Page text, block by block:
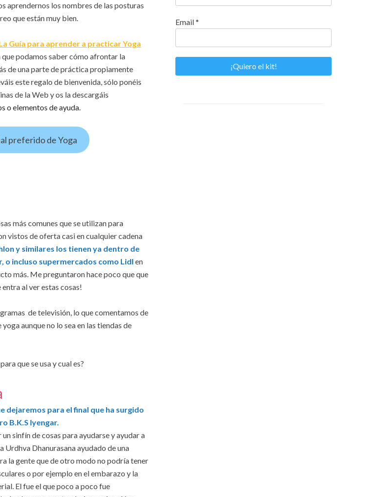
aprendernos los nombres de las posturas
que están muy bien.
Guía para aprender a practicar Yoga
podamos saber cómo afrontar la
de una parte de práctica propiamente
este regalo de bienvenida, sólo ponéis
de la Web y os la descargáis
o elementos de ayuda.
preferido de Yoga
más comunes que se utilizan para
vistos de oferta casi en cualquier cadena
y similares los tienen ya dentro de
o incluso supermercados como Lidl en
más. Me preguntaron hace poco que que
al ver estas cosas!
de televisión, lo que comentamos de
aunque no lo sea en las tiendas de
que se usa y cual es?
dejaremos para el final que ha surgido
B.K.S Iyengar.
sinfín de cosas para ayudarse y ayudar a
Dhanurasana ayudado de una
la gente que de otro modo no podría tener
o por ejemplo en el embarazo y la
El fue el que poco a poco fue
Email*